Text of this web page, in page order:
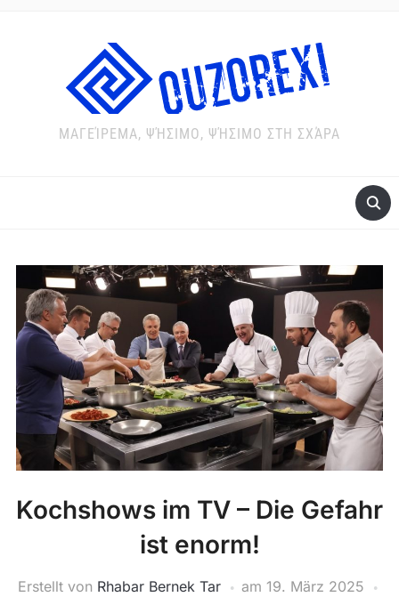
ΜΑΓΕΊΡΕΜΑ, ΨΉΣΙΜΟ, ΨΉΣΙΜΟ ΣΤΗ ΣΧΆΡΑ
Kochshows im TV – Die Gefahr
ist enorm!
Erstellt von Rhabar Bernek Tar am 19. März 2025